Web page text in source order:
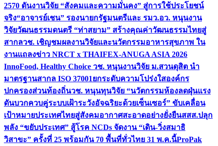
2570 ดันงานวิจัย “สังคมและความมั่นคง” สู่การใช้ประโยชน์
จริง“อาจารย์เชน” รองนายกรัฐมนตรีและ รมว.อว. หนุนงาน
วิจัยวัฒนธรรมดนตรี “ท่าสยาม” สร้างคุณค่าวัฒนธรรมไทยสู่
สากลวช. เชิญชมผลงานวิจัยและนวัตกรรมอาหารสุขภาพ ใน
งานแถลงข่าว NRCT x THAIFEX-ANUGA ASIA 2026
InnoFood, Healthy Choice วช. หนุนงานวิจัย ม.สวนดุสิต นำ
มาตรฐานสากล ISO 37001ยกระดับความโปร่งใสองค์กร
ปกครองส่วนท้องถิ่นวช. หนุนทุนวิจัย “นวัตกรรมห้องลดฝุ่นแรง
ดันบวกควบคู่ระบบเฝ้าระวังอัจฉริยะด้วยเซ็นเซอร์” ขับเคลื่อน
เป้าหมายประเทศไทยสู่สังคมอากาศสะอาดอย่างยั่งยืนสสส.ปลุก
พลัง “ขยับประเทศ” สู้โรค NCDs จัดงาน “เดิน-วิ่งสมาธิ
วิสาขะ” ครั้งที่ 25 พร้อมกัน 70 พื้นที่ทั่วไทย 31 พ.ค.นี้ProPak